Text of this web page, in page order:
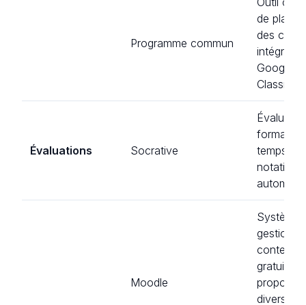
Programme commun
de
des
Google
Évaluations Socrative
temps
notation
Moodle
Système
gestion
contenu
gratuit
divers